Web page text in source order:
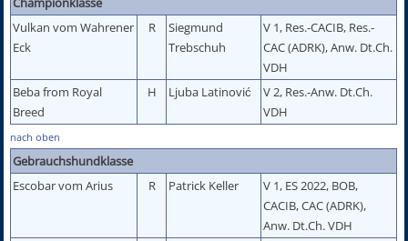
Vulkan vom Wahrener
Eck
R
Siegmund
Trebschuh
V 1, Res.-CACIB, Res.-
CAC (ADRK), Anw. Dt.Ch.
VDH
Beba from Royal
Breed
H Ljuba Latinović
V 2, Res.-Anw. Dt.Ch.
VDH
nach oben
Gebrauchshundklasse
Escobar vom Arius
R Patrick Keller
V 1, ES 2022, BOB,
CACIB, CAC (ADRK),
Anw. Dt.Ch. VDH